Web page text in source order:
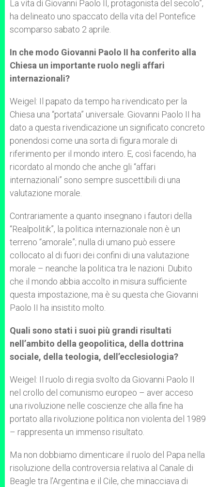
La vita di Giovanni Paolo II, protagonista del secolo”,
ha delineato uno spaccato della vita del Pontefice
scomparso sabato 2 aprile.
In che modo Giovanni Paolo II ha conferito alla
Chiesa un importante ruolo negli affari
internazionali?
Weigel: Il papato da tempo ha rivendicato per la
Chiesa una “portata” universale. Giovanni Paolo II ha
dato a questa rivendicazione un significato concreto
ponendosi come una sorta di figura morale di
riferimento per il mondo intero. E, così facendo, ha
ricordato al mondo che anche gli “affari
internazionali” sono sempre suscettibili di una
valutazione morale.
Contrariamente a quanto insegnano i fautori della
“Realpolitik”, la politica internazionale non è un
terreno “amorale”; nulla di umano può essere
collocato al di fuori dei confini di una valutazione
morale – neanche la politica tra le nazioni. Dubito
che il mondo abbia accolto in misura sufficiente
questa impostazione, ma è su questa che Giovanni
Paolo II ha insistito molto.
Quali sono stati i suoi più grandi risultati
nell’ambito della geopolitica, della dottrina
sociale, della teologia, dell’ecclesiologia?
Weigel: Il ruolo di regia svolto da Giovanni Paolo II
nel crollo del comunismo europeo – aver acceso
una rivoluzione nelle coscienze che alla fine ha
portato alla rivoluzione politica non violenta del 1989
– rappresenta un immenso risultato.
Ma non dobbiamo dimenticare il ruolo del Papa nella
risoluzione della controversia relativa al Canale di
Beagle tra l’Argentina e il Cile, che minacciava di